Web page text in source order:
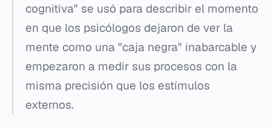
cognitiva" se usó para describir el momento
en que los psicólogos dejaron de ver la
mente como una "caja negra" inabarcable y
empezaron a medir sus procesos con la
misma precisión que los estímulos
externos.